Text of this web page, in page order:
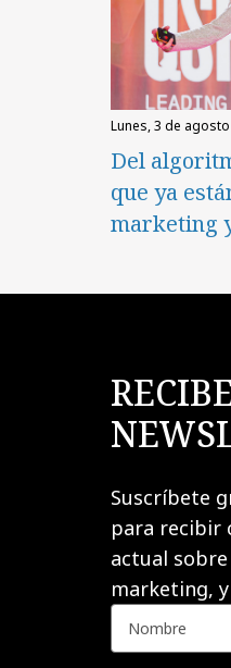
lunes, 3 de
Del
que ya
marketing
Suscríbete
para recibir
actual
marketing,